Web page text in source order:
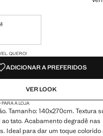
QUERO!
ADICIONAR A PREFERIDOS
VER LOOK
PARA A LOJA
Tamanho: 140x270cm. Textura
ao tato. Acabamento degradê nas
Ideal para dar um toque colorido